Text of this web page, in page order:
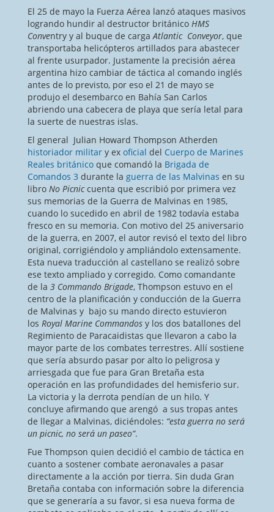
El 25 de mayo la Fuerza Aérea lanzó ataques masivos
logrando hundir al destructor británico HMS
Conventry y al buque de cargaAtlantic Conveyor, que
transportaba helicópteros artillados para abastecer
al frente usurpador. Justamente la precisión aérea
argentina hizo cambiar de táctica al comando inglés
antes de lo previsto, por eso el 21 de mayo se
produjo el desembarco en Bahía San Carlos
abriendo una cabecera de playa que sería letal para
la suerte de nuestras islas.
El general Julian Howard Thompson Atherden
historiador militar y ex oficial del Cuerpo de Marines
Reales británico que comandó la Brigada de
Comandos 3 durante la guerra de las Malvinas en su
libro No Picniccuenta que escribió por primera vez
sus memorias de la Guerra de Malvinas en 1985,
cuando lo sucedido en abril de 1982 todavía estaba
fresco en su memoria. Con motivo del 25 aniversario
de la guerra, en 2007, el autor revisó el texto del libro
original, corrigiéndolo y ampliándolo extensamente.
Esta nueva traducción al castellano se realizó sobre
ese texto ampliado y corregido. Como comandante
de la 3 Commando Brigade, Thompson estuvo en el
centro de la planificación y conducción de la Guerra
de Malvinas y bajo su mando directo estuvieron
los Royal Marine Commandos y los dos batallones del
Regimiento de Paracaidistas que llevaron a cabo la
mayor parte de los combates terrestres. Allí sostiene
que sería absurdo pasar por alto lo peligrosa y
arriesgada que fue para Gran Bretaña esta
operación en las profundidades del hemisferio sur.
La victoria y la derrota pendían de un hilo. Y
concluye afirmando que arengó a sus tropas antes
de llegar a Malvinas, diciéndoles: “esta guerra no será
un picnic, no será un paseo”.
Fue Thompson quien decidió el cambio de táctica en
cuanto a sostener combate aeronavales a pasar
directamente a la acción por tierra. Sin duda Gran
Bretaña contaba con información sobre la diferencia
que se generaría a su favor, si esa nueva forma de